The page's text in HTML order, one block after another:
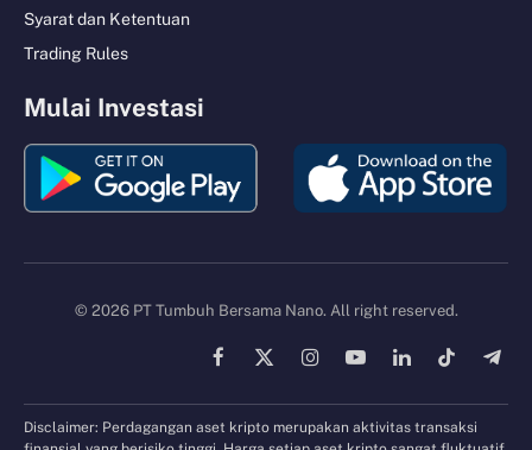
Syarat dan Ketentuan
Trading Rules
Mulai Investasi
© 2026 PT Tumbuh Bersama Nano. All right reserved.
Facebook
X
InstagramYouTubeLinkedInTikTok
Disclaimer: Perdagangan aset kripto merupakan aktivitas transaksi